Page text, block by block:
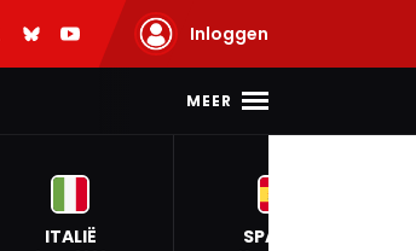
Inloggen
MEER
ITALIË SPANJE